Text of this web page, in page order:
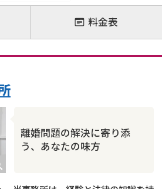
離婚調停
離婚裁判
DV
モラハラ
料金表
離婚問題の解決に寄り添
う、あなたの味方